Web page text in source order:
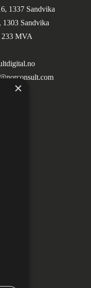
1337 Sandvika
1303 Sandvika
MVA
×